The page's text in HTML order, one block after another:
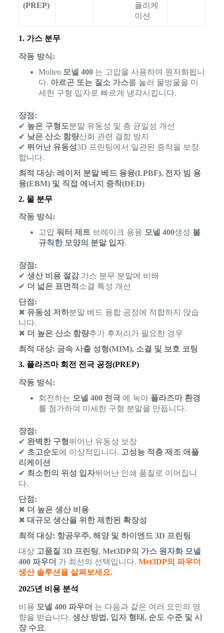
(PREP)
플리케
이션
1. 가스 분무
작동 방식:
Molten 모넬 400는 고압을 사용하여 원자화됩니
다. 아르곤 또는 질소 가스를 눌러 물방울을 미
세한 구형 입자로 빠르게 냉각시킵니다.
장점:
✔ 높은 구형도분말 유동성 및 층 균일성 개선
✔ 낮은 산소 함량산화 관련 결함 방지
✔ 뛰어난 유동성3D 프린팅에서 일관된 증착을 보장
합니다.
최적 대상: 레이저 분말 베드 용융(LPBF), 전자 빔 용
융(EBM) 및 직접 에너지 증착(DED)
2. 물 분무
작동 방식:
고압 워터 제트브레이크 용융 모넬 400생성 불
규칙한 모양의 분말 입자.
장점:
✔ 생산 비용 절감가스 분무 분말에 비해
✔ 더 넓은 표면적 소결 특성 개선
단점:
✖ 유동성 저하분말 베드 융합 공정에 적합하지 않습
니다.
✖ 더 높은 산소 함량추가 후처리가 필요한 경우
최적 대상: 금속 사출 성형(MIM), 소결 및 보호 코팅
3. 플라즈마 회전 전극 공정(PREP)
작동 방식:
회전하는 모넬 400 전극에 녹아 플라즈마 환경
를 첨가하여 미세한 구형 분말을 만듭니다.
장점:
✔ 완벽한 구형뛰어난 유동성 보장
✔ 초고순도에 이상적입니다. 고성능 적층 제조 애플
리케이션
✔ 최소한의 위성 입자뛰어난 인쇄 품질로 이어집니
다.
단점:
✖ 더 높은 생산 비용
✖ 대규모 생산을 위한 제한된 확장성
최적 대상: 항공우주, 해양 및 하이엔드 3D 프린팅
대상 고품질 3D 프린팅, Met3DP의 가스 원자화 모넬
400 파우더 가 최선의 선택입니다. Met3DP의 파우더
생산 솔루션을 살펴보세요.
2025년 비용 분석
비용 모넬 400 파우더 는 다음과 같은 여러 요인의 영
향을 받습니다. 생산 방법, 입자 형태, 순도 수준 및 시
장 수요.